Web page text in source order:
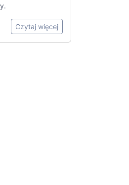
Czytaj więcej